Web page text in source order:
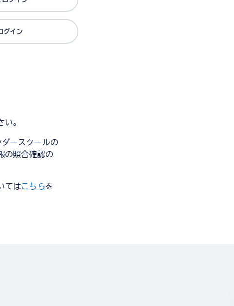
グイン
い。
ースクールの
の照合確認の
てはこちらを